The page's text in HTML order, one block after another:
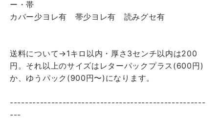
ー・帯
カバー少ヨレ有 帯少ヨレ有 読みグセ有
送料について→1キロ以内・厚さ3センチ以内は200
円。それ以上のサイズはレターパックプラス(600円)
か、ゆうパック(900円〜)になります。
----------------------------------------------------
---